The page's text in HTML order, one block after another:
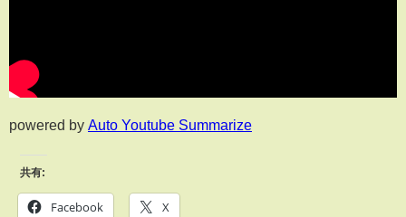
powered by Auto Youtube Summarize
共有:
Facebook X